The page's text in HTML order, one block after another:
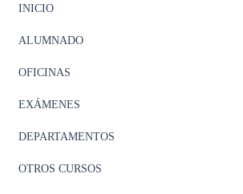
INICIO
ALUMNADO
OFICINAS
EXÁMENES
DEPARTAMENTOS
OTROS CURSOS